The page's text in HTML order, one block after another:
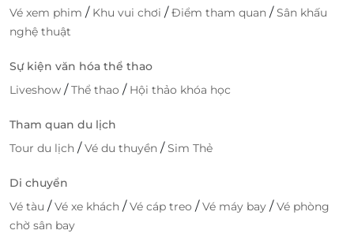
Vé xem phim / Khu vui chơi /Điểm tham quan /Sân khấu
nghệ thuật
Sự kiện văn hóa thể thao
Liveshow /Thể thao / Hội thảo khóa học
Tham quan du lịch
Tour du lịch /Vé du thuyền /Sim Thẻ
Di chuyển
Vé tàu /Vé xe khách /Vé cáp treo /Vé máy bay /Vé phòng
chờ sân bay